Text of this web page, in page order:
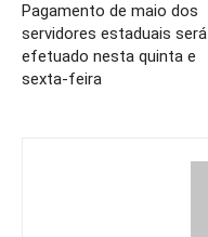
Pagamento de maio dos
servidores estaduais será
efetuado nesta quinta e
sexta-feira